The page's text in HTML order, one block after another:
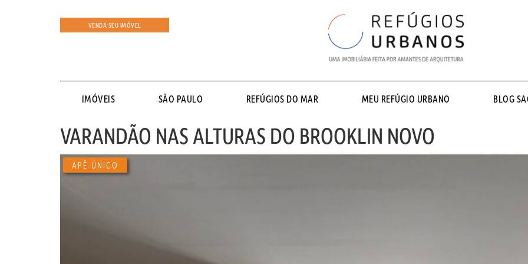
VENDA SEU IMÓVEL
IMÓVEIS SÃO PAULO REFÚGIOS DO MAR MEU REFÚGIO URBANO BLOG
VARANDÃO NAS ALTURAS DO BROOKLIN NOVO
APÊ ÚNICO